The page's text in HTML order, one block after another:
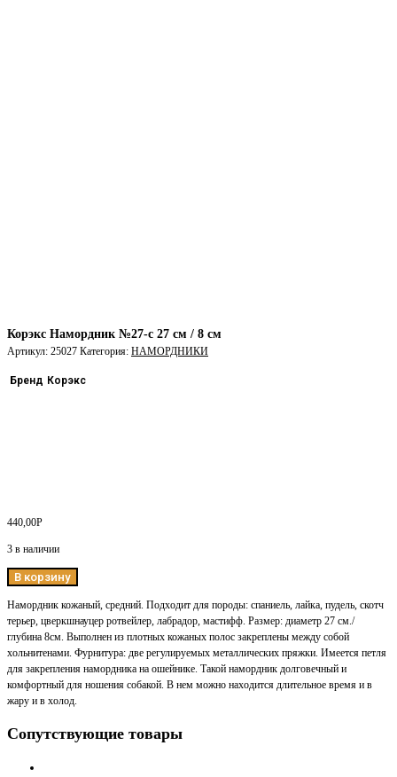
Корэкс Намордник №27-с 27 см / 8 см
Артикул: 25027 Категория: НАМОРДНИКИ
Бренд Корэкс
440,00Р
3 в наличии
В корзину
Намордник кожаный, средний. Подходит для породы: спаниель, лайка, пудель, скотч
терьер, цверкшнауцер ротвейлер, лабрадор, мастифф. Размер: диаметр 27 см./
глубина 8см. Выполнен из плотных кожаных полос закреплены между собой
хольнитенами. Фурнитура: две регулируемых металлических пряжки. Имеется петля
для закрепления намордника на ошейнике. Такой намордник долговечный и
комфортный для ношения собакой. В нем можно находится длительное время и в
жару и в холод.
Сопутствующие товары